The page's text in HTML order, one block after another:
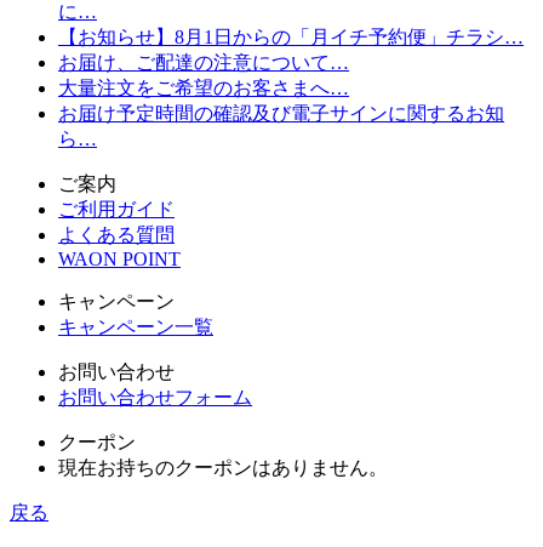
に…
【お知らせ】8月1日からの「月イチ予約便」チラシ…
お届け、ご配達の注意について…
大量注文をご希望のお客さまへ…
お届け予定時間の確認及び電子サインに関するお知
ら…
ご案内
ご利用ガイド
よくある質問
WAON POINT
キャンペーン
キャンペーン一覧
お問い合わせ
お問い合わせフォーム
クーポン
現在お持ちのクーポンはありません。
戻る